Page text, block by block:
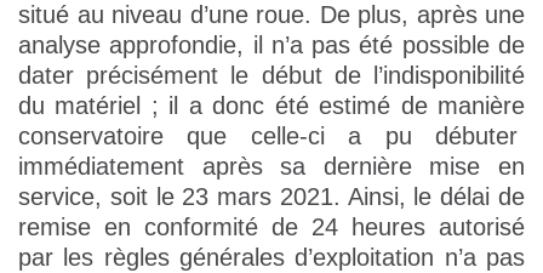
situé au niveau d’une roue. De plus, après une
analyse approfondie, il n’a pas été possible de
dater précisément le début de l’indisponibilité
du matériel ; il a donc été estimé de manière
conservatoire que celle-ci a pu débuter
immédiatement après sa dernière mise en
service, soit le 23 mars 2021. Ainsi, le délai de
remise en conformité de 24 heures autorisé
par les règles générales d’exploitation n’a pas